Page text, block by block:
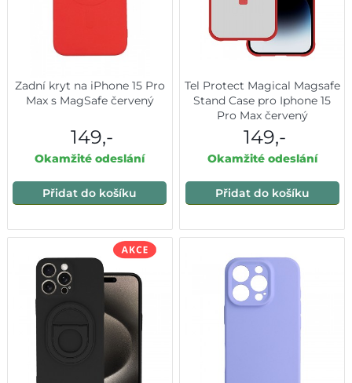
Zadní kryt na iPhone 15 Pro
Max s MagSafe červený
149,-
Okamžité odeslání
Přidat do košíku
Tel Protect Magical Magsafe
Stand Case pro Iphone 15
Pro Max červený
149,-
Okamžité odeslání
Přidat do košíku